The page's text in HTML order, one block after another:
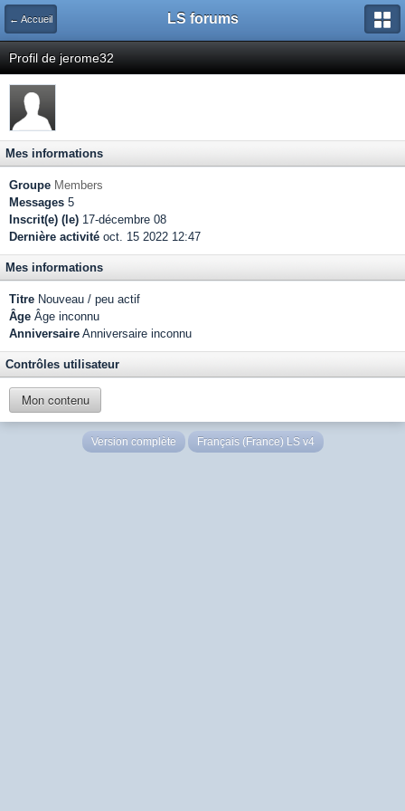
← Accueil LS forums
Profil de jerome32
Mes informations
Groupe Members
Messages 5
Inscrit(e) (le) 17-décembre 08
Dernière activité oct. 15 2022 12:47
Mes informations
Titre Nouveau / peu actif
Âge Âge inconnu
Anniversaire Anniversaire inconnu
Contrôles utilisateur
Mon contenu
Version complète Français (France) LS v4